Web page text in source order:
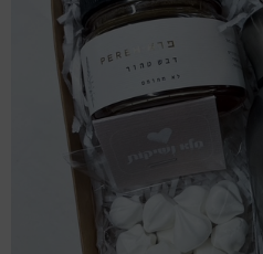
צפייה מהירה